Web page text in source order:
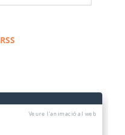
RSS